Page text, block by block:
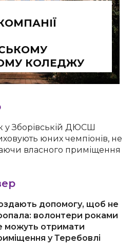
КОЛЕДЖУ
у Зборівській ДЮСШ
юних чемпіонів, не
власного приміщення
допомогу, щоб не
волонтери роками
можуть отримати
у Теребовлі